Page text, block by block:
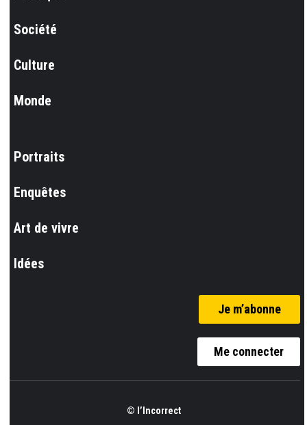
Société
Culture
Monde
Portraits
Enquêtes
Art de vivre
Idées
Je m’abonne
Me connecter
© l’Incorrect